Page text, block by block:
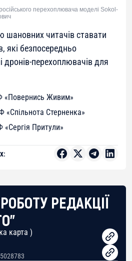
перехоплювача моделі Sokol-
шановних читачів ставати
які безпосередньо
дронів-перехоплювачів для
«Повернись Живим»
«Спільнота Стерненка»
«Сергія Притули»
РЕДАКЦІЇ
карта )